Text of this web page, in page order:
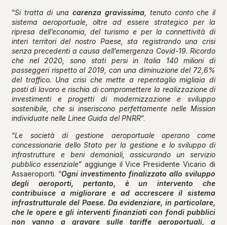
“Si tratta di unacarenza gravissima, tenuto conto che il
sistema aeroportuale, oltre ad essere strategico per la
ripresa dell’economia, del turismo e per la connettività di
interi territori del nostro Paese, sta registrando una crisi
senza precedenti a causa dell’emergenza Covid-19. Ricordo
che nel 2020, sono stati persi in Italia 140 milioni di
passeggeri rispetto al 2019, con una diminuzione del 72,6%
del traffico. Una crisi che mette a repentaglio migliaia di
posti di lavoro e rischia di compromettere la realizzazione di
investimenti e progetti di modernizzazione e sviluppo
sostenibile, che si inseriscono perfettamente nelle Mission
individuate nelle Linee Guida del PNRR”.
“Le società di gestione aeroportuale operano come
concessionarie dello Stato per la gestione e lo sviluppo di
infrastrutture e beni demaniali, assicurando un servizio
pubblico essenziale” aggiunge il Vice Presidente Vicario di
Assaeroporti. “Ogni investimento finalizzato allo sviluppo
degli aeroporti, pertanto, è un intervento che
contribuisce a migliorare e ad accrescere il sistema
infrastrutturale del Paese. Da evidenziare, in particolare,
che le opere e gli interventi finanziati con fondi pubblici
non vanno a gravare sulle tariffe aeroportuali, a